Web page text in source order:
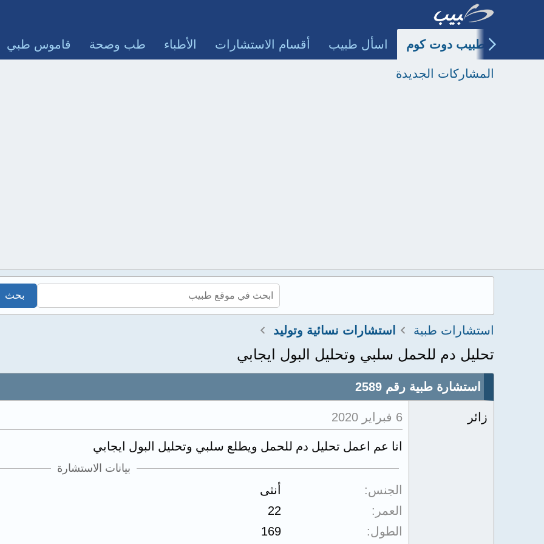
طبيب دوت كوم اسأل طبيب أقسام الاستشارات الأطباء طب وصحة قاموس طبي
المشاركات الجديدة
استشارات طبية استشارات نسائية وتوليد
تحليل دم للحمل سلبي وتحليل البول ايجابي
استشارة طبية رقم 2589
زائر 6 فبراير 2020
انا عم اعمل تحليل دم للحمل ويطلع سلبي وتحليل البول ايجابي
بيانات الاستشارة
الجنس
أنثى
العمر
22
الطول
169